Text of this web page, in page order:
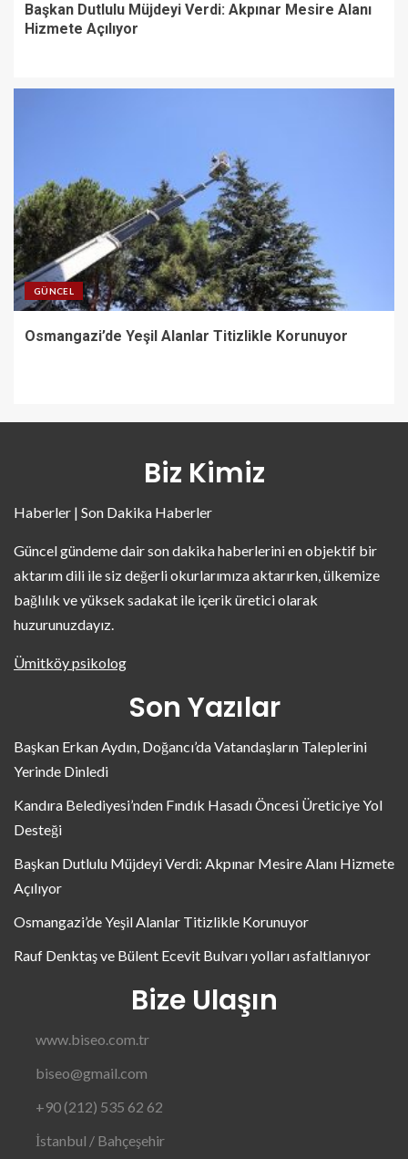
Başkan Dutlulu Müjdeyi Verdi: Akpınar Mesire Alanı
Hizmete Açılıyor
GÜNCEL
Osmangazi’de Yeşil Alanlar Titizlikle Korunuyor
Biz Kimiz
Haberler | Son Dakika Haberler
Güncel gündeme dair son dakika haberlerini en objektif bir
aktarım dili ile siz değerli okurlarımıza aktarırken, ülkemize
bağlılık ve yüksek sadakat ile içerik üretici olarak
huzurunuzdayız.
Ümitköy psikolog
Son Yazılar
Başkan Erkan Aydın, Doğancı’da Vatandaşların Taleplerini
Yerinde Dinledi
Kandıra Belediyesi’nden Fındık Hasadı Öncesi Üreticiye Yol
Desteği
Başkan Dutlulu Müjdeyi Verdi: Akpınar Mesire Alanı Hizmete
Açılıyor
Osmangazi’de Yeşil Alanlar Titizlikle Korunuyor
Rauf Denktaş ve Bülent Ecevit Bulvarı yolları asfaltlanıyor
Bize Ulaşın
www.biseo.com.tr
biseo@gmail.com
+90 (212) 535 62 62
İstanbul / Bahçeşehir